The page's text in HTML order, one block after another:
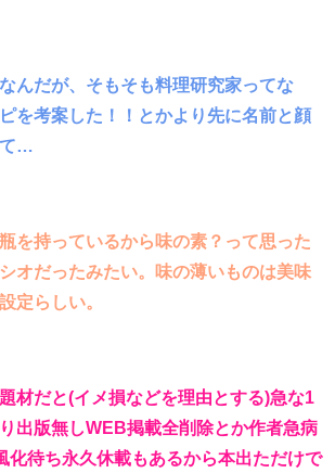
んだが、そもそも料理研究家ってな
を考案した！！とかより先に名前と顔
て…
を持っているから味の素？って思った
オだったみたい。味の薄いものは美味
定らしい。
材だと(イメ損などを理由とする)急な1
出版無しWEB掲載全削除とか作者急病
化待ち永久休載もあるから本出ただけで